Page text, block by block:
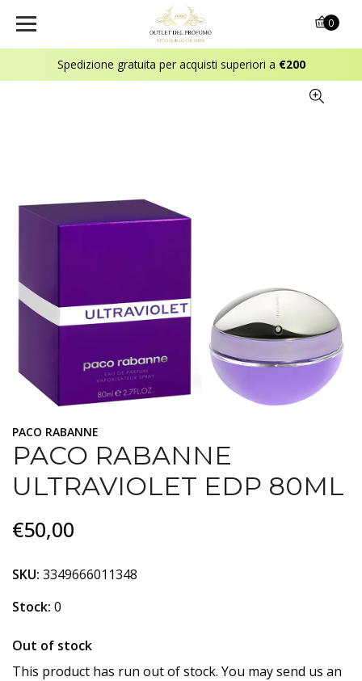
Spedizione gratuita per acquisti superiori a €200
0
PACO RABANNE
PACO RABANNE
ULTRAVIOLET EDP 80ML
€50,00
SKU: 3349666011348
Stock: 0
Out of stock
This product has run out of stock. You may send us an